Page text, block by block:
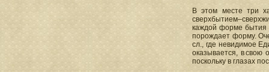
В этом месте три
каждой форме бытия
порождает форму.
сл., где невидимое
оказывается, в свою
поскольку в глазах